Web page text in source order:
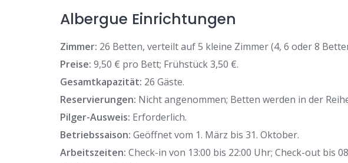
Albergue Einrichtungen
Zimmer: 26 Betten, verteilt auf 5 kleine Zimmer (4, 6 oder 8
Preise: 9,50 € pro Bett; Frühstück 3,50 €.
Gesamtkapazität: 26 Gäste.
Reservierungen: Nicht angenommen; Betten werden in der
Pilger-Ausweis: Erforderlich.
Betriebssaison: Geöffnet vom 1. März bis 31. Oktober.
Arbeitszeiten: Check-in von 13:00 bis 22:00 Uhr; Check-out bis